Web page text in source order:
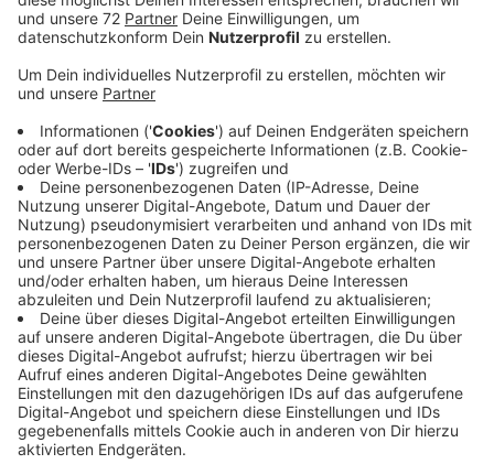
vergangenes Jahr seinen Übernachtungsrekord
aus dem Vorjahr 2024 - zeigen heute Zahlen der
Veröffentlicht:Montag, 23.02.2026 14:56
Anzeige
Das zeigt, dass der Tourismusverein fürs Münsterland
die richtigen Wege geht, sagt er. Um die Region noch
attraktiver als Reiseziel zu machen, sei es wichtig
weiterhin eine Regionalmarke Münsterland aufzubauen
- mit regionalen Partnern und entsprechender
Werbung. Die wirtschaftliche Lage mit deutlich
gestiegenen Betriebskosten und immer mehr
Bürokratie sowie der zunehmende Fachkräftemangel
fordern die Branche aber auch heraus - um gegenüber